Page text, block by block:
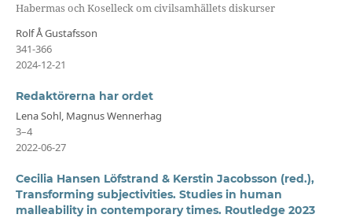
Habermas och Koselleck om civilsamhällets diskurser
Rolf Å Gustafsson
341-366
2024-12-21
Redaktörerna har ordet
Lena Sohl, Magnus Wennerhag
3–4
2022-06-27
Cecilia Hansen Löfstrand & Kerstin Jacobsson (red.),
Transforming subjectivities. Studies in human
malleability in contemporary times. Routledge 2023